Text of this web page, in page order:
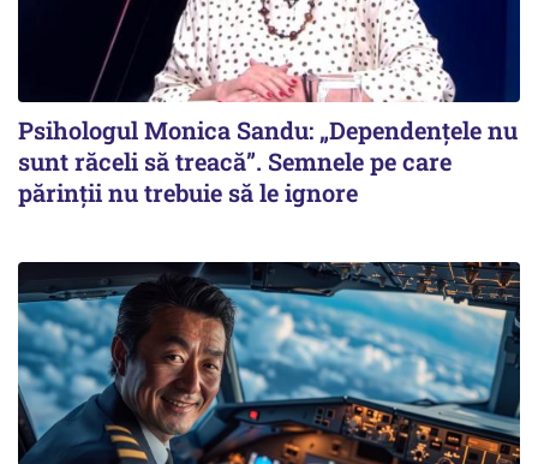
Psihologul Monica Sandu: „Dependențele nu
sunt răceli să treacă”. Semnele pe care
părinții nu trebuie să le ignore